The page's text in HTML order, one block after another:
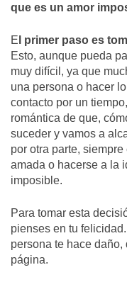
que es un amor
El primer paso es
Esto, aunque pueda
muy difícil, ya que
una persona o hacer
contacto por un
romántica de que,
suceder y vamos a
por otra parte,
amada o hacerse a la
imposible.
Para tomar esta
pienses en tu
persona te hace
página.